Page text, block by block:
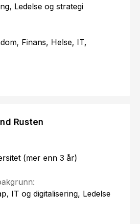
Ledelse og strategi
Finans, Helse, IT,
Rusten
(mer enn 3 år)
IT og digitalisering, Ledelse